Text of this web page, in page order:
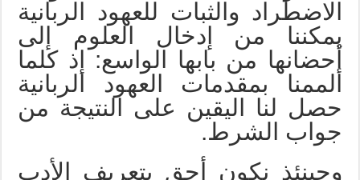
الاضطراد والثبات للعهود الربانية
يمكننا من إدخال العلوم إلى
أحضانها من بابها الواسع: إذ كلما
ألممنا بمقدمات العهود الربانية
حصل لنا اليقين على النتيجة من
جواب الشرط.
وحينئذ نكون أحق بتعريف الأدب